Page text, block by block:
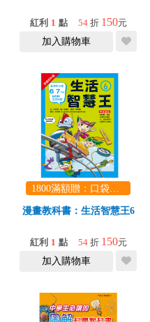
紅利 1 點 54 折 150元
加入購物車
1800滿額贈：口袋玩具一份（隨機出貨） (summer read)
漫畫教科書：生活智慧王6
紅利 1 點 54 折 150元
加入購物車